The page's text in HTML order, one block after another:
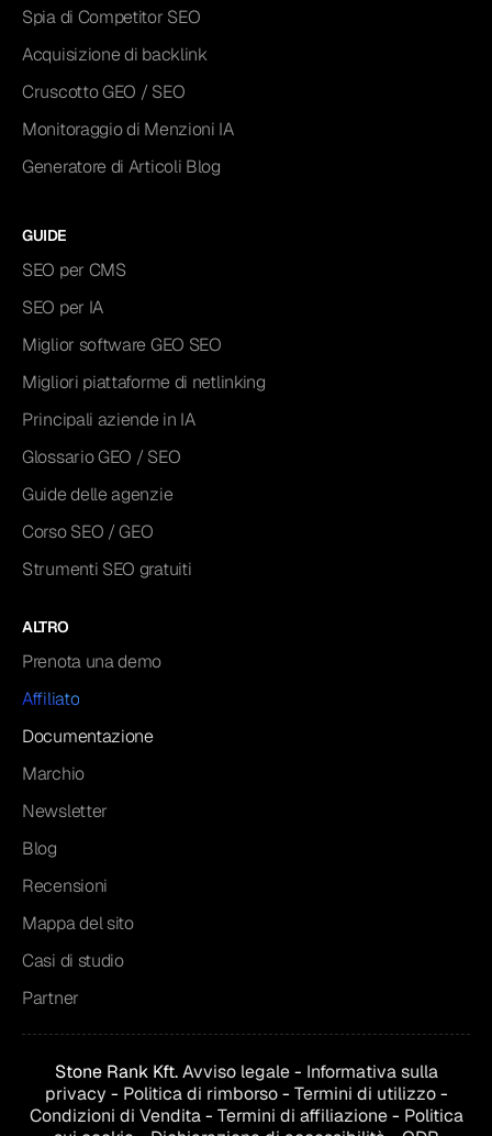
Spia di Competitor SEO
Acquisizione di backlink
Cruscotto GEO / SEO
Monitoraggio di Menzioni IA
Generatore di Articoli Blog
GUIDE
SEO per CMS
SEO per IA
Miglior software GEO SEO
Migliori piattaforme di netlinking
Principali aziende in IA
Glossario GEO / SEO
Guide delle agenzie
Corso SEO / GEO
Strumenti SEO gratuiti
ALTRO
Prenota una demo
Affiliato
Documentazione
Marchio
Newsletter
Blog
Recensioni
Mappa del sito
Casi di studio
Partner
Stone Rank Kft.Avviso legale- Informativa sulla
privacy - Politica di rimborso- Termini di utilizzo-
Condizioni di Vendita- Termini di affiliazione- Politica